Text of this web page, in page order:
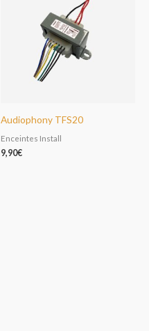
Audiophony TFS20
Enceintes Install
9,90€